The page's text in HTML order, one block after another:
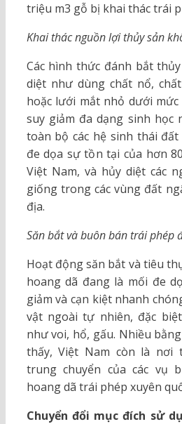
triệu m3 gỗ bị khai thác trái
Khai thác nguồn lợi thủy sản
Các hình thức đánh bắt
diệt như dùng chất nổ,
hoặc lưới mắt nhỏ dưới
suy giảm đa dạng sinh
toàn bộ các hệ sinh thái
đe dọa sự tồn tại của hơn
Việt Nam, và hủy diệt các
giống trong các vùng đất
địa.
Săn bắt và buôn bán trái phép
Hoạt động săn bắt và tiêu
hoang dã đang là mối đe
giảm và cạn kiệt nhanh
vật ngoài tự nhiên, đặc
như voi, hổ, gấu. Nhiều
thấy, Việt Nam còn là nơi
trung chuyển của các vụ
hoang dã trái phép xuyên
Chuyển đổi mục đích sử